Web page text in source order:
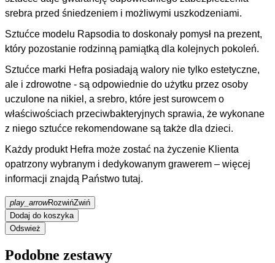
srebra przed śniedzeniem i możliwymi uszkodzeniami.
Sztućce modelu Rapsodia to doskonały pomysł na prezent,
który pozostanie rodzinną pamiątką dla kolejnych pokoleń.
Sztućce marki Hefra posiadają walory nie tylko estetyczne,
ale i zdrowotne - są odpowiednie do użytku przez osoby
uczulone na nikiel, a srebro, które jest surowcem o
właściwościach przeciwbakteryjnych sprawia, że wykonane
z niego sztućce rekomendowane są także dla dzieci.
Każdy produkt Hefra może zostać na życzenie Klienta
opatrzony wybranym i dedykowanym grawerem – więcej
informacji znajdą Państwo tutaj.
play_arrowRozwińZwiń
Dodaj do koszyka
Podobne zestawy